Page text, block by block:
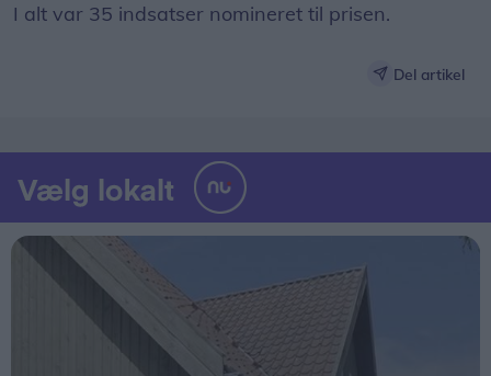
I alt var 35 indsatser nomineret til prisen.
Del artikel